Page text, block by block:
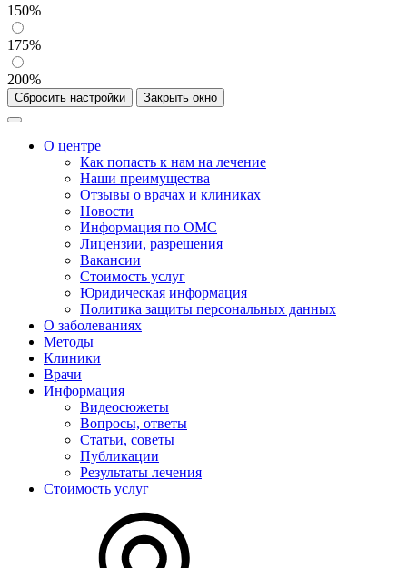
150%
175%
200%
Сбросить настройки Закрыть окно
О центре
Как попасть к нам на лечение
Наши преимущества
Отзывы о врачах и клиниках
Новости
Информация по ОМС
Лицензии, разрешения
Вакансии
Стоимость услуг
Юридическая информация
Политика защиты персональных данных
О заболеваниях
Методы
Клиники
Врачи
Информация
Видеосюжеты
Вопросы, ответы
Статьи, советы
Публикации
Результаты лечения
Стоимость услуг